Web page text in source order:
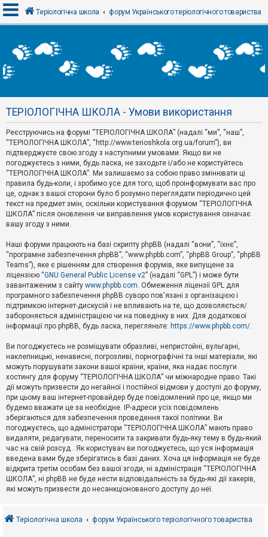
х
і
Р
є
с
т
р
а
ц
я
Т
м
и
б
е
з
в
і
д
п
о
в
д
й
А
к
т
и
в
н
т
е
м
и
о
Теріологічна школа форум Українського теріологічного товариства
ТЕРІОЛОГІЧНА ШКОЛА - Умови використання
Реєструючись на форумі “ТЕРІОЛОГІЧНА ШКОЛА” (надалі “ми”, “наш”,
“ТЕРІОЛОГІЧНА ШКОЛА”, “http://www.terioshkola.org.ua/forum”), ви
підтверджуєте свою згоду з наступними умовами. Якщо ви не
погоджуєтесь з ними, будь ласка, не заходьте і/або не користуйтесь
“ТЕРІОЛОГІЧНА ШКОЛА”. Ми залишаємо за собою право змінювати ці
правила будь-коли, і зробимо усе для того, щоб проінформувати вас про
це, однак з вашої сторони було б розумно переглядати періодично цей
текст на предмет змін, оскільки користування форумом “ТЕРІОЛОГІЧНА
ШКОЛА” після оновлення чи виправлення умов користування означає
вашу згоду з ними.
Наші форуми працюють на базі скрипту phpBB (надалі “вони”, “їхнє”,
“програмне забезпечення phpBB”, “www.phpbb.com”, “phpBB Group”, “phpBB
Teams”), яке є рішенням для створення форумів, яке випущене за
ліцензією “GNU General Public License v2” (надалі “GPL”) і може бути
завантаженим з сайту www.phpbb.com. Обмеження ліцензії GPL для
програмного забезпечення phpBB суворо пов'язані з організацією і
підтримкою інтернет-дискусій і не впливають на те, що дозволяється/
забороняється адміністрацією чи на поведінку в них. Для додаткової
інформації про phpBB, будь ласка, перегляньте: https://www.phpbb.com/.
Ви погоджуєтесь не розміщувати образливі, непристойні, вульгарні,
наклепницькі, ненависні, погрозливі, порнографічні та інші матеріали, які
можуть порушувати закони вашої країни, країни, яка надає послуги
хостингу для форуму “ТЕРІОЛОГІЧНА ШКОЛА” чи міжнародне право. Такі
дії можуть призвести до негайної і постійної відмови у доступі до форуму,
при цьому ваш інтернет-провайдер буде повідомлений про це, якщо ми
будемо вважати це за необхідне. IP-адреси усіх повідомлень
зберігаються для забезпечення проведення такої політики. Ви
погоджуєтесь, що адміністратори “ТЕРІОЛОГІЧНА ШКОЛА” мають право
видаляти, редагувати, переносити та закривати будь-яку тему в будь-який
час на свій розсуд . Як користувач ви погоджуєтесь, що уся інформація
введена вами буде зберігатись в базі даних. Хоча ця інформація не буде
відкрита третім особам без вашої згоди, ні адміністрація “ТЕРІОЛОГІЧНА
ШКОЛА”, ні phpBB не буде нести відповідальність за будь-які дії хакерів,
які можуть призвести до несанкціонованого доступу до неї.
Теріологічна школа форум Українського теріологічного товариства